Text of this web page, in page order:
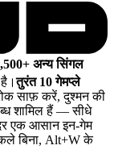
अन्य सिंगल
तुरंत 10 गेमप्ले
साफ़ करें, दुश्मन की
शामिल हैं — सीधे
एक आसान इन-गेम
बिना, Alt+W के